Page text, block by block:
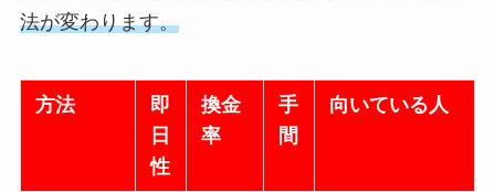
法が変わります。
方法
即
日
性
換金
率
手
間
向いている人